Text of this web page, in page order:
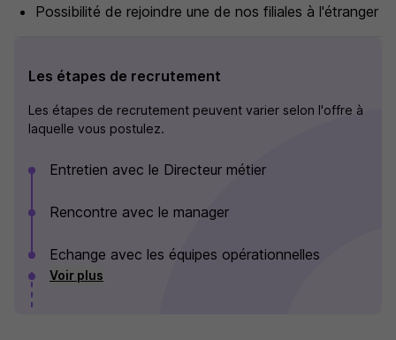
Possibilité de rejoindre une de nos filiales à l'étranger
Les étapes de recrutement
Les étapes de recrutement peuvent varier selon l'offre à
laquelle vous postulez.
Entretien avec le Directeur métier
Rencontre avec le manager
Echange avec les équipes opérationnelles
Voir plus